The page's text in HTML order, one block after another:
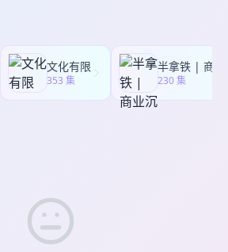
小宇宙给我们打赏，打赏收入会全部
福利基金会的“女生加油计划”。
收入会全部用于中国社会福利基金会
衣室」，欢迎在小宇宙给我们打赏，
围、项目难度，到比赛当天连滚带爬
，再到"什么样的人适合玩hyrox"、“这
科学”。 ｜内容导览｜ 00:03:03hyrox怎
火了？ 00:09:44 你怎么不声不响地就报
赛前做了什么训练计划？ 00:20:30
？ 00:24:39 装备也说说 00:26:17 真正
有啥不同？ 00:30:47 突发状况 00:33:12
咐点啥 BGM:从头再来-刘欢 「后台持续
欢迎分享你在健身、运动、生活上的各
」 如果你喜欢「女更衣室」，欢迎在小
文化有限
353 集 230 集